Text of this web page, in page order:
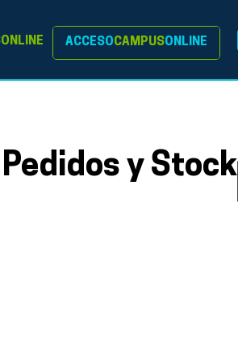
ONLINE ACCESOCAMPUSONLINE
y Stock